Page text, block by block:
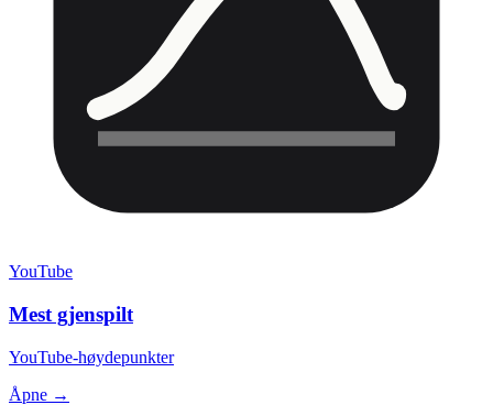
YouTube
Mest gjenspilt
YouTube-høydepunkter
Åpne →